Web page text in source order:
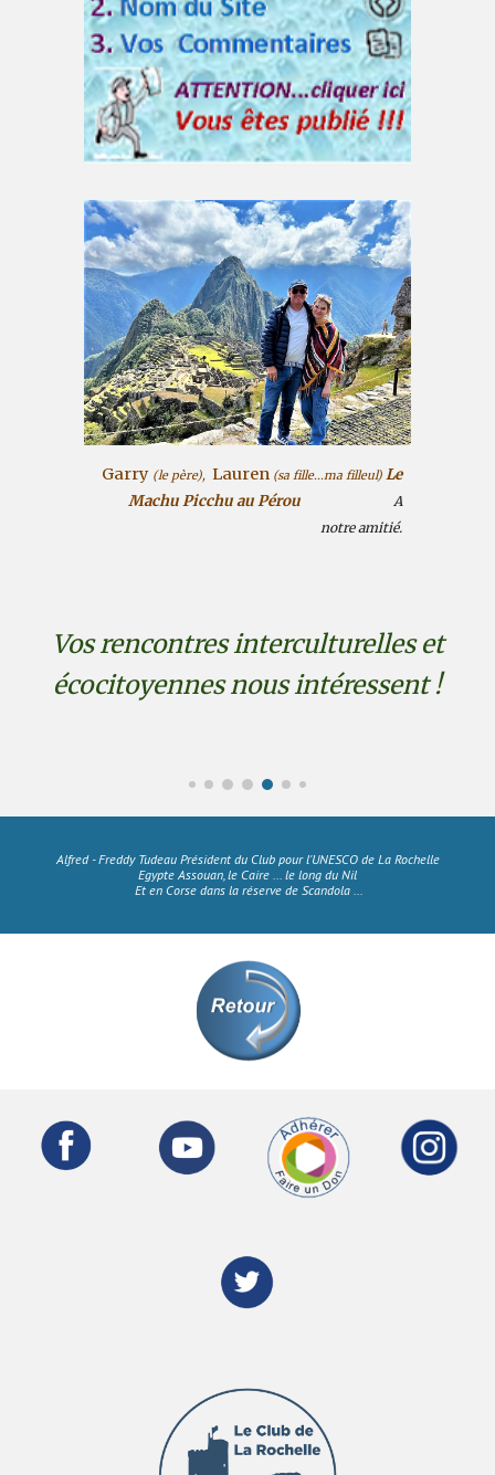
Garry (le père), Lauren (sa fille...ma filleul) Le
Machu Picchu au Pérou
A
notre amitié.
Vos rencontres interculturelles et
écocitoyennes nous intéressent !
Alfred - Freddy Tudeau Président du Club pour l'UNESCO de La Rochelle
Egypte Assouan, le Caire ... le long du Nil
Et en Corse dans la réserve de Scandola ...